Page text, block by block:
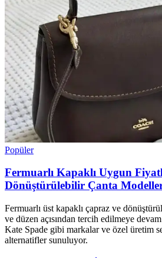
Popüler
Fermuarlı Kapaklı Uygun
Dönüştürülebilir Çanta
Fermuarlı üst kapaklı çapraz ve
ve düzen açısından tercih edilmeye
Kate Spade gibi markalar ve özel üretim
alternatifler sunuluyor.